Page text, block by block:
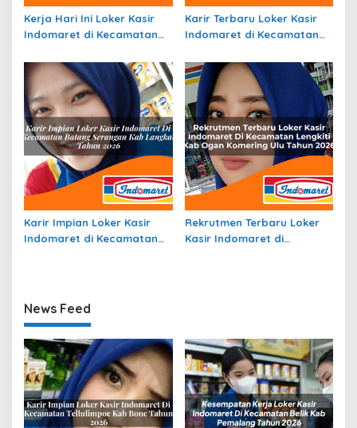
Kerja Hari Ini Loker Kasir
Indomaret di Kecamatan
Jayapura Tahun 2026
Karir Terbaru Loker Kasir
Indomaret di Kecamatan
Lues Tahun 2026
Karir Impian Loker Kasir
Indomaret di Kecamatan
Rekrutmen Terbaru Loker
Kasir Indomaret di
News Feed